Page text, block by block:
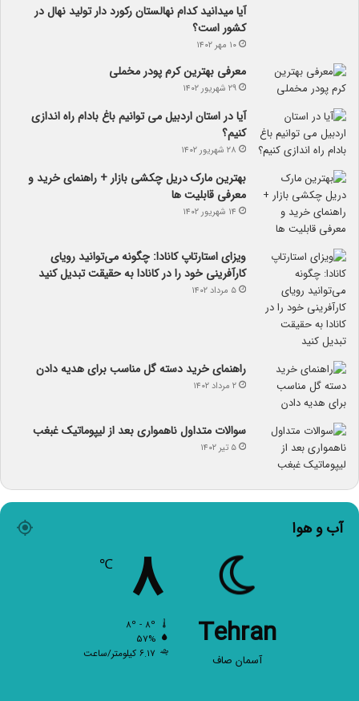
آیا می­دانید کدام نهالستان رکورد دار تولید نهال­ در
کشور است؟
۱۰ مهر ۱۴۰۲
معرفی بهترین کرم پودر مخملی
۲۹ شهریور ۱۴۰۲
آیا در استان اردبیل می توانیم باغ بادام راه اندازی
کنیم؟
۲۸ شهریور ۱۴۰۲
بهترین مارک دریل چکشی بازار + راهنمای خرید و
معرفی قابلیت ها
۱۴ شهریور ۱۴۰۲
ویزای استارتاپ کانادا: چگونه می‌توانید رویای
کارآفرینی خود را در کانادا به حقیقت تبدیل کنید
۵ مرداد ۱۴۰۲
راهنمای خرید دسته گل مناسب برای هدیه دادن
۲ مرداد ۱۴۰۲
سوالات متداول ناهمواری بعد از لیپوماتیک غبغب
۵ تیر ۱۴۰۲
آب و هوا
Tehran
آسمان صاف
۸ ℃
۵۷%
۶.۱۷ کیلومتر/ساعت